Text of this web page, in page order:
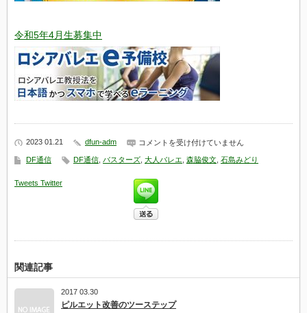
令和5年4月生募集中
2023 01.21 dfun-adm
【今
開
股
関
節
の
〈あ
コメントを受け付けていません
DF通信 DF通信 バスターズ 大人バレエ 森脇俊文 石島みどり
Tweets Twitter
関連記事
2017 03.30
ピルエット改善のツーステップ